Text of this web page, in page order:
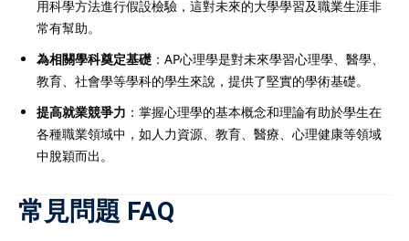
用科學方法進行假設檢驗，這對未來的大學學習及職業生涯非
常有幫助。
為相關學科奠定基礎 ：AP心理學是對未來學習心理學、醫學、
教育、社會學等學科的學生來說，提供了堅實的學術基礎。
提高就業競爭力 ：掌握心理學的基本概念和理論有助於學生在
各種職業領域中，如人力資源、教育、醫療、心理健康等領域
中脫穎而出。
常見問題 FAQ